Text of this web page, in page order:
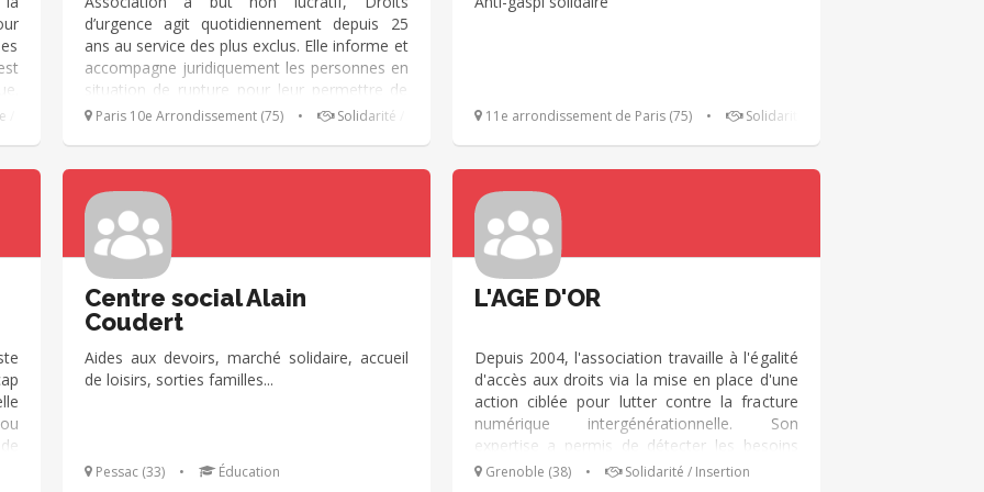
Loisirs
d’urgence agit quotidiennement depuis 25
ans au service des plus exclus. Elle informe et
accompagne juridiquement les personnes en
situation de rupture pour leur permettre de
connaître et de faire reconnaître leurs droits.
d’intervention à Paris.
Paris 10e Arrondissement (75) • Solidarité / Insertion 11e arrondissement de Paris (75) • Solidarité / Insertion
Centre social Alain
Coudert
Aides aux devoirs, marché solidaire, accueil
de loisirs, sorties familles...
Pessac (33) • Éducation
L'AGE D'OR
Depuis 2004, l'association travaille à l'égalité
d'accès aux droits via la mise en place d'une
action ciblée pour lutter contre la fracture
numérique intergénérationnelle. Son
expertise a permis de détecter les besoins
spécifiques des publics isolés du numérique
Grenoble (38) • Solidarité / Insertion